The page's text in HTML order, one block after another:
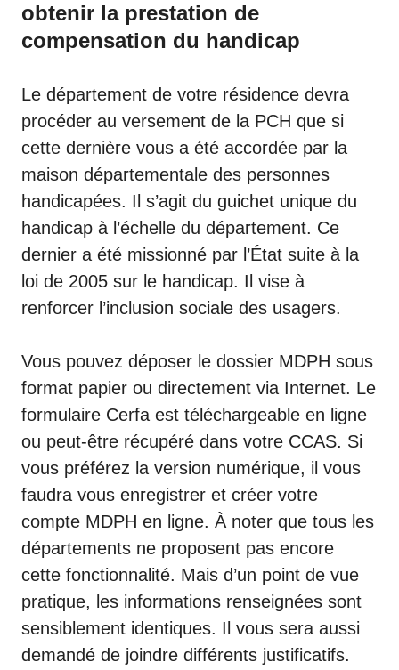
obtenir la prestation de
compensation du handicap
Le département de votre résidence devra
procéder au versement de la PCH que si
cette dernière vous a été accordée par la
maison départementale des personnes
handicapées. Il s’agit du guichet unique du
handicap à l’échelle du département. Ce
dernier a été missionné par l’État suite à la
loi de 2005 sur le handicap. Il vise à
renforcer l’inclusion sociale des usagers.
Vous pouvez déposer le dossier MDPH sous
format papier ou directement via Internet. Le
formulaire Cerfa est téléchargeable en ligne
ou peut-être récupéré dans votre CCAS. Si
vous préférez la version numérique, il vous
faudra vous enregistrer et créer votre
compte MDPH en ligne. À noter que tous les
départements ne proposent pas encore
cette fonctionnalité. Mais d’un point de vue
pratique, les informations renseignées sont
sensiblement identiques. Il vous sera aussi
demandé de joindre différents justificatifs.